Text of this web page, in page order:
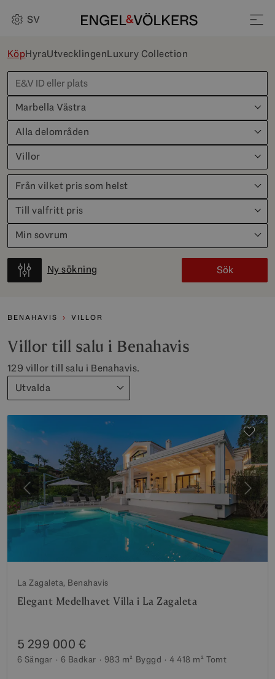
SV
KöpHyraUtvecklingenLuxury Collection
Marbella Västra
Alla delområden
Villor
Från vilket pris som helst
Till valfritt pris
Min sovrum
Ny sökning Sök
BENAHAVIS VILLOR
Villor till salu i Benahavis
129 villor till salu i Benahavis.
Utvalda
Föregående Nästa
La Zagaleta, Benahavis
Elegant Medelhavet Villa i La Zagaleta
5 299 000 €
6 Sängar 6 Badkar 983 m² Byggd 4 418 m² Tomt